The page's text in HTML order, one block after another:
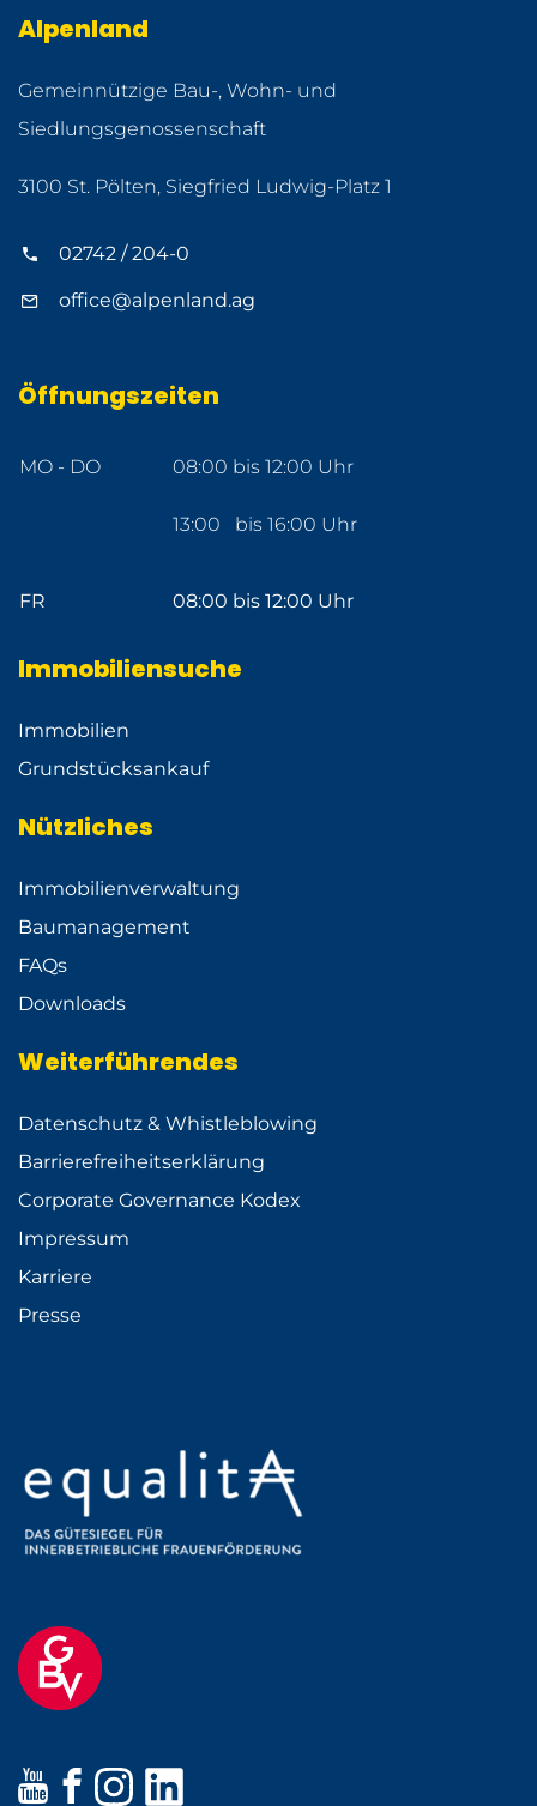
Alpenland
Gemeinnützige Bau-, Wohn- und
Siedlungsgenossenschaft
3100 St. Pölten, Siegfried Ludwig-Platz 1
02742 / 204-0
office@alpenland.ag
Öffnungszeiten
MO - DO 08:00 bis 12:00 Uhr
13:00 bis 16:00 Uhr
FR 08:00 bis 12:00 Uhr
Immobiliensuche
Immobilien
Grundstücksankauf
Nützliches
Immobilienverwaltung
Baumanagement
FAQs
Downloads
Weiterführendes
Datenschutz & Whistleblowing
Barrierefreiheitserklärung
Corporate Governance Kodex
Impressum
Karriere
Presse